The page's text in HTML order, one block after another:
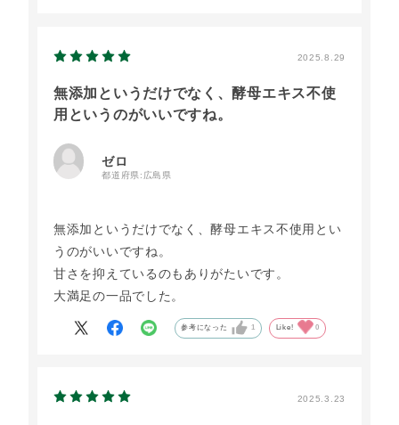
2025.8.29
無添加というだけでなく、酵母エキス不使
用というのがいいですね。
ゼロ
都道府県: 広島県
無添加というだけでなく、酵母エキス不使用とい
うのがいいですね。
甘さを抑えているのもありがたいです。
大満足の一品でした。
参考になった 1 Like! 0
2025.3.23